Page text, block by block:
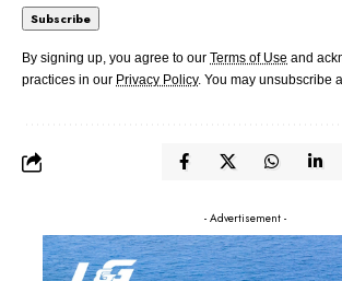
By signing up, you agree to our Terms of Use and
practices in our Privacy Policy. You may unsubscribe
- Advertisement -